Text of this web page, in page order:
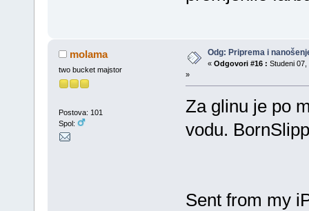
molama
two bucket majstor
Postova: 101
Spol:
Odg: Priprema i
« Odgovori #16 : Studeni 07,
»
Za glinu je po
vodu.
Sent from my